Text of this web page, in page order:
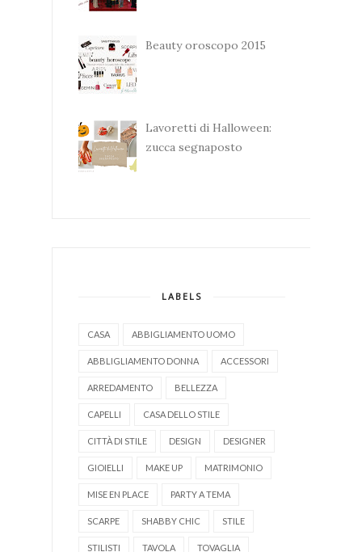
Beauty oroscopo 2015
Lavoretti di Halloween:
zucca segnaposto
LABELS
CASA ABBIGLIAMENTO UOMO
ABBLIGLIAMENTO DONNA ACCESSORI
ARREDAMENTO BELLEZZA
CAPELLI CASA DELLO STILE
CITTÀ DI STILE DESIGN DESIGNER
GIOIELLI MAKE UP MATRIMONIO
MISE EN PLACE PARTY A TEMA
SCARPE SHABBY CHIC STILE
STILISTI TAVOLA TOVAGLIA